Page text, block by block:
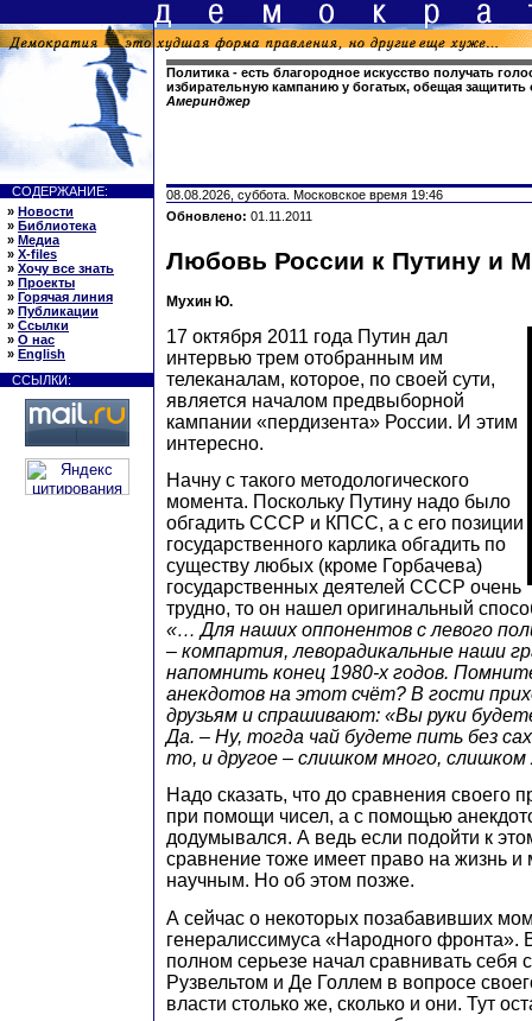
Политика - есть благородное искусство получать
избирательную кампанию у богатых, обещая защитить
Америнджер
СОДЕРЖАНИЕ:
» Новости
» Библиотека
» Медиа
» X-files
» Хочу все знать
» Проекты
» Горячая линия
» Публикации
» Ссылки
» О нас
» English
ССЫЛКИ:
08.08.2026, суббота. Московское время 19:46
Обновлено: 01.11.2011
Любовь России к Путину и
Мухин Ю.
17 октября 2011 года Путин дал
интервью трем отобранным им
телеканалам, которое, по своей сути,
является началом предвыборной
кампании «пердизента» России. И этим
интересно.
Начну с такого методологического
момента. Поскольку Путину надо было
обгадить СССР и КПСС, а с его позиции
государственного карлика обгадить по
существу любых (кроме Горбачева)
государственных деятелей СССР очень
трудно, то он нашел оригинальный
«… Для наших оппонентов с левого
– компартия, леворадикальные наши
напомнить конец 1980-х годов.
анекдотов на этот счёт? В гости
друзьям и спрашивают: «Вы руки
Да. – Ну, тогда чай будете пить без
то, и другое – слишком много, слишком
Надо сказать, что до сравнения своего
при помощи чисел, а с помощью
додумывался. А ведь если подойти к
сравнение тоже имеет право на жизнь и
научным. Но об этом позже.
А сейчас о некоторых позабавивших
генералиссимуса «Народного фронта».
полном серьезе начал сравнивать себя
Рузвельтом и Де Голлем в вопросе
власти столько же, сколько и они. Тут